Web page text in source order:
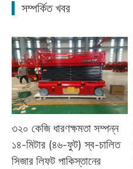
সম্পর্কিত খবর
৩২০ কেজি ধারণক্ষমতা সম্পন্ন
১৪-মিটার (৪৬-ফুট) স্ব-চালিত
সিজার লিফট পাকিস্তানের